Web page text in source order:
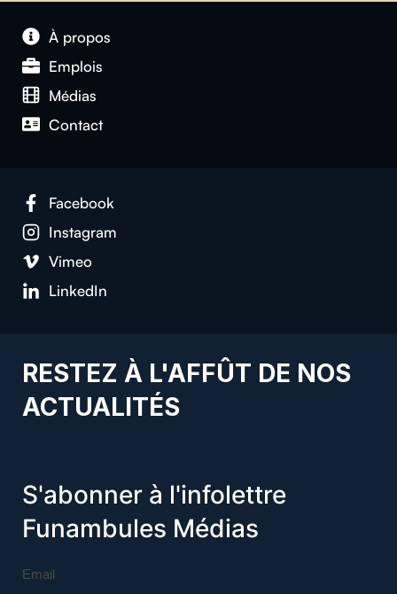
À propos
Emplois
Médias
Contact
Facebook
Instagram
Vimeo
LinkedIn
RESTEZ À L'AFFÛT DE NOS
ACTUALITÉS
S'abonner à l'infolettre
Funambules Médias
Email